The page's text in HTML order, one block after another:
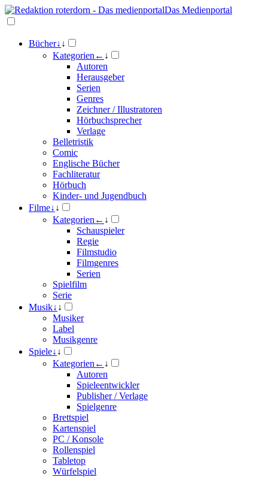
Das Medienportal
Bücher↓ ↓
Kategorien ← ↓
Autoren
Herausgeber
Serien
Genres
Zeichner / Illustratoren
Hörbuchsprecher
Verlage
Belletristik
Comic
Englische Bücher
Fachliteratur
Hörbuch
Kinder- und Jugendbuch
Filme↓ ↓
Kategorien ← ↓
Schauspieler
Regie
Filmstudio
Filmgenres
Serien
Spielfilm
Serie
Musik↓ ↓
Musiker
Label
Musikgenre
Spiele↓ ↓
Kategorien ← ↓
Autoren
Spieleentwickler
Publisher / Verlage
Spielgenre
Brettspiel
Kartenspiel
PC / Konsole
Rollenspiel
Tabletop
Würfelspiel